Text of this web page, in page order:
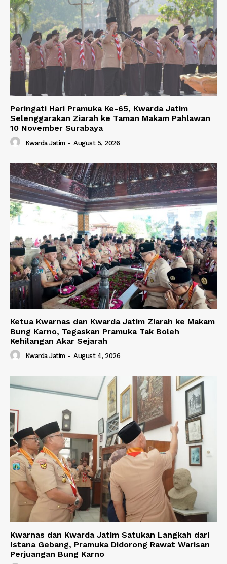
Peringati Hari Pramuka Ke-65, Kwarda Jatim
Selenggarakan Ziarah ke Taman Makam Pahlawan
10 November Surabaya
Kwarda Jatim - August 5, 2026
Ketua Kwarnas dan Kwarda Jatim Ziarah ke Makam
Bung Karno, Tegaskan Pramuka Tak Boleh
Kehilangan Akar Sejarah
Kwarda Jatim - August 4, 2026
Kwarnas dan Kwarda Jatim Satukan Langkah dari
Istana Gebang, Pramuka Didorong Rawat Warisan
Perjuangan Bung Karno